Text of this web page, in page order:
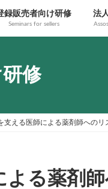
録販売者向け研修
Seminars for sellers
法
修
支える医師による薬剤師へのリ
よる薬剤